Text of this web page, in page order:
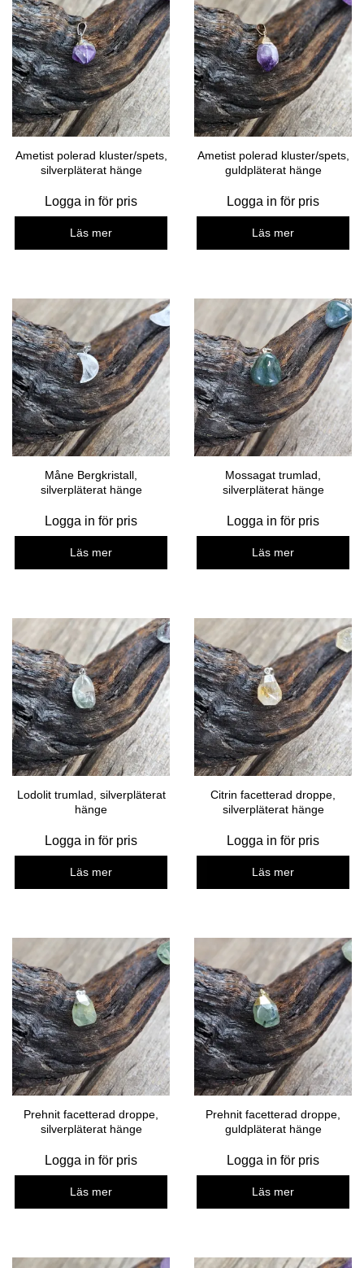
Ametist polerad kluster/spets,
silverpläterat hänge
Logga in för pris
Läs mer
Ametist polerad kluster/spets,
guldpläterat hänge
Logga in för pris
Läs mer
Måne Bergkristall,
silverpläterat hänge
Logga in för pris
Läs mer
Mossagat trumlad,
silverpläterat hänge
Logga in för pris
Läs mer
Lodolit trumlad, silverpläterat
hänge
Logga in för pris
Läs mer
Citrin facetterad droppe,
silverpläterat hänge
Logga in för pris
Läs mer
Prehnit facetterad droppe,
silverpläterat hänge
Logga in för pris
Läs mer
Prehnit facetterad droppe,
guldpläterat hänge
Logga in för pris
Läs mer